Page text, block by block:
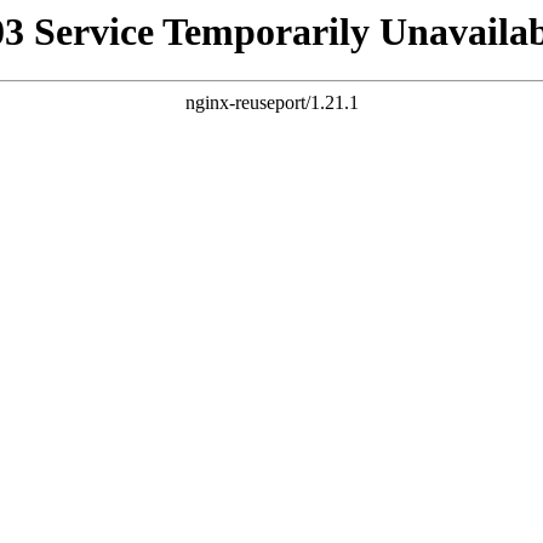
Service Temporarily
nginx-reuseport/1.21.1